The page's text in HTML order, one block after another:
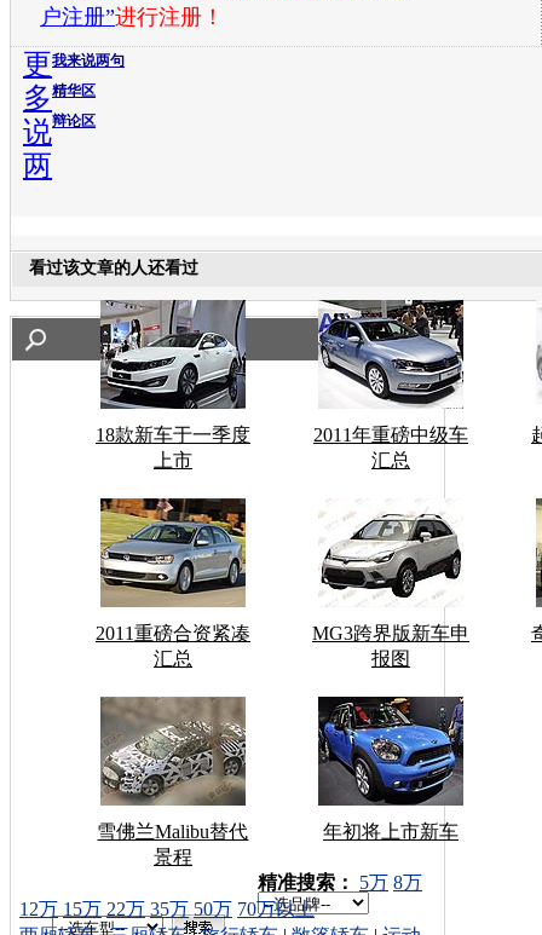
户注册”进行注册！
我来说两句
精华区
辩论区
更
多
说
两
看过该文章的人还看过
18款新车于一季度
上市
2011年重磅中级车
汇总
2011重磅合资紧凑
汇总
MG3跨界版新车申
报图
雪佛兰Malibu替代
景程
年初将上市新车
车型搜索：
精准搜索： 5万 8万
12万 15万 22万 35万 50万 70万以上